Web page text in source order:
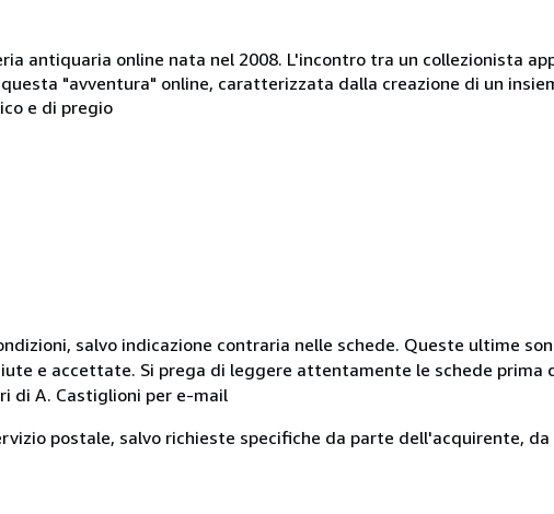
antiquaria online nata nel 2008. L'incontro tra un collezionista
"avventura" online, caratterizzata dalla creazione di un
e di pregio
salvo indicazione contraria nelle schede. Queste ultime
e accettate. Si prega di leggere attentamente le schede
di A. Castiglioni per e-mail
postale, salvo richieste specifiche da parte dell'acquirente, da